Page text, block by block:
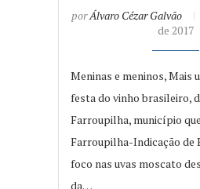
porÁlvaro Cézar Galvão
de 2017
Meninas e meninos, Mais
festa do vinho brasileiro,
Farroupilha, município
Farroupilha-Indicação de
foco nas uvas moscato
da…